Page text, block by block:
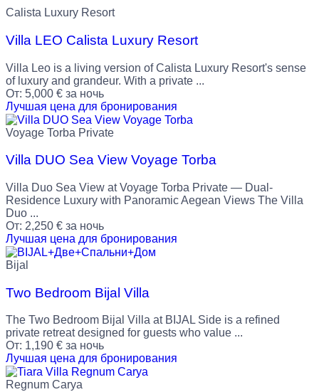
Calista Luxury Resort
Villa LEO Calista Luxury Resort
Villa Leo is a living version of Calista Luxury Resort's sense
of luxury and grandeur. With a private ...
От: 5,000 € за ночь
Лучшая цена для бронирования
Voyage Torba Private
Villa DUO Sea View Voyage Torba
Villa Duo Sea View at Voyage Torba Private — Dual-
Residence Luxury with Panoramic Aegean Views The Villa
Duo ...
От: 2,250 € за ночь
Лучшая цена для бронирования
Bijal
Two Bedroom Bijal Villa
The Two Bedroom Bijal Villa at BIJAL Side is a refined
private retreat designed for guests who value ...
От: 1,190 € за ночь
Лучшая цена для бронирования
Regnum Carya